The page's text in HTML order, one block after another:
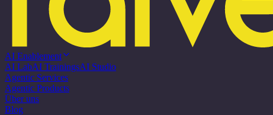
AI Enablement
AI LabAI TrainingsAI Studio
Agentic Services
Agentic Products
Über uns
Blog